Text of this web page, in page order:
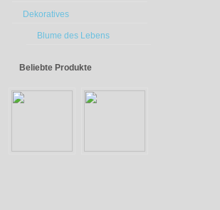
Dekoratives
Blume des Lebens
Beliebte Produkte